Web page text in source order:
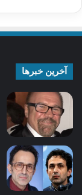
آخرین خبرها